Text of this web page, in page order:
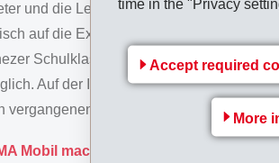
time in the "Privacy
Accept required
More
und die Lehrer liessen sich
auf die Experimente ein. Am Freitag,
Schulklassen besucht. Am Samstag,
Auf der Internetseite
Ausstellungen und weitere
Mobil macht Halt in Zernez